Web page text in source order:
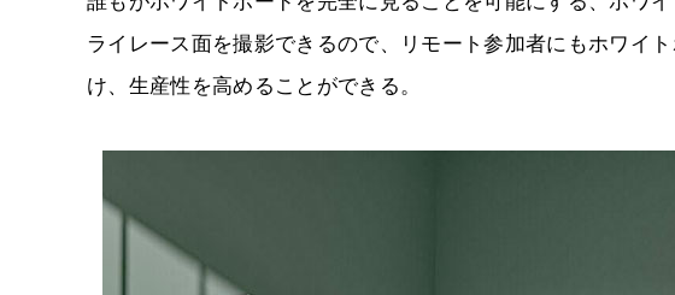
ライレース面を撮影できるので、リモート参加者にもホワイ
け、生産性を高めることができる。